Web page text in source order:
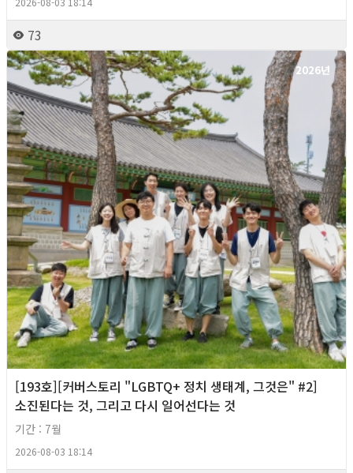
73
2026년
[193호][커버스토리 "LGBTQ+ 정치 생태계, 그것은" #2]
소진된다는 것, 그리고 다시 일어선다는 것
기간 : 7월
2026-08-03 18:14